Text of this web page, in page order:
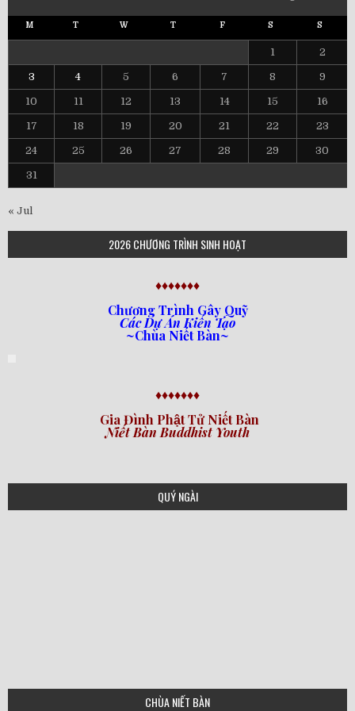
M T W T F S S
1 2
3 4 5 6 7 8 9
10 11 12 13 14 15 16
17 18 19 20 21 22 23
24 25 26 27 28 29 30
31
« Jul
2026 CHƯƠNG TRÌNH SINH HOẠT
♦♦♦♦♦♦♦
Chương Trình Gây Quỹ
Các Dự Án Kiến Tạo
~Chùa Niết Bàn~
♦♦♦♦♦♦♦
Gia Đình Phật Tử Niết Bàn
Niết Bàn Buddhist Youth
QUÝ NGÀI
CHÙA NIẾT BÀN